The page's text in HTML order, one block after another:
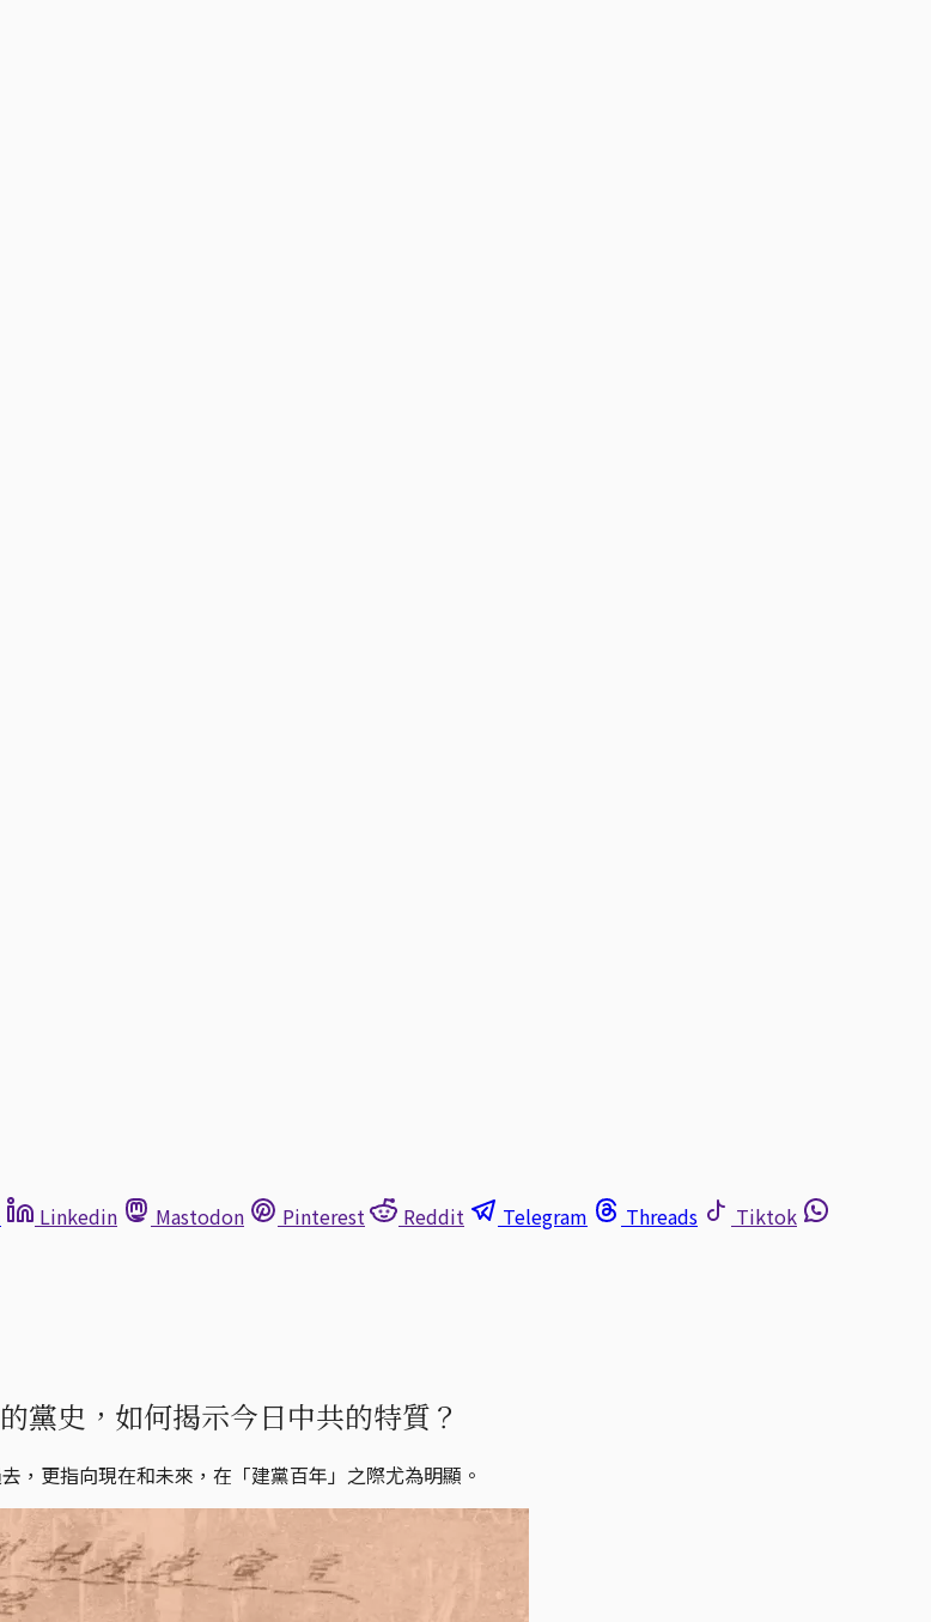
Linkedin Mastodon Pinterest Reddit Telegram Threads
Tiktok
黨史，如何揭示今日中共的特質？
，更指向現在和未來，在「建黨百年」之際尤為明顯。